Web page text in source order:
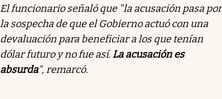
El funcionario señaló que "la acusación pasa por
la sospecha de que el Gobierno actuó con una
devaluación para beneficiar a los que tenían
dólar futuro y no fue así. La acusación es
absurda", remarcó.